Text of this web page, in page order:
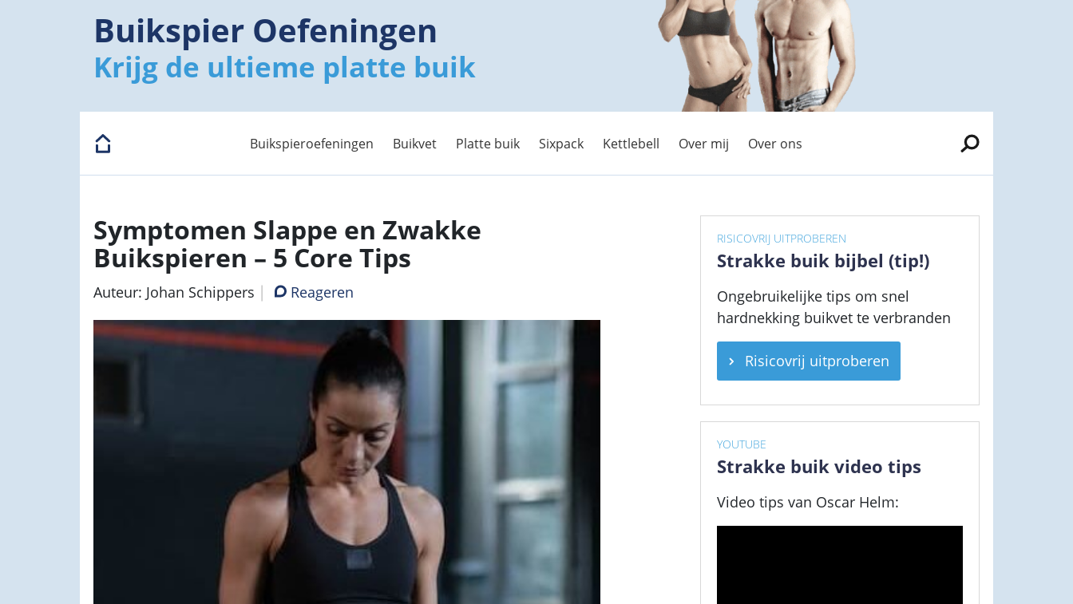
Buikspier Oefeningen
Krijg de ultieme platte buik
Buikspieroefeningen Buikvet Platte buik Sixpack Kettlebell Over mij Over ons
Symptomen Slappe en Zwakke
Buikspieren – 5 Core Tips
Auteur: Johan Schippers Reageren
RISICOVRIJ UITPROBEREN
Strakke buik bijbel (tip!)
Ongebruikelijke tips om snel
hardnekking buikvet te verbranden
Risicovrij uitproberen
YOUTUBE
Strakke buik video tips
Video tips van Oscar Helm: